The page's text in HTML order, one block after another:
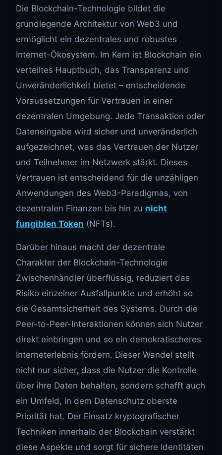
Die Blockchain-Technologie bildet die
grundlegende Architektur von Web3 und
ermöglicht ein dezentrales und robustes
Internet-Ökosystem. Im Kern ist Blockchain ein
verteiltes Hauptbuch, das Transparenz und
Unveränderlichkeit bietet – entscheidende
Voraussetzungen für Vertrauen in einer
dezentralen Umgebung. Jede Transaktion oder
Dateneingabe wird sicher und unveränderlich
aufgezeichnet, was das Vertrauen der Nutzer
und Teilnehmer im Netzwerk stärkt. Dieses
Vertrauen ist entscheidend für die unzähligen
Anwendungen des Web3-Paradigmas, von
dezentralen Finanzen bis hin zu nicht
fungiblen Token (NFTs).
Darüber hinaus macht der dezentrale
Charakter der Blockchain-Technologie
Zwischenhändler überflüssig, reduziert das
Risiko einzelner Ausfallpunkte und erhöht so
die Gesamtsicherheit des Systems. Durch die
Peer-to-Peer-Interaktionen können sich Nutzer
direkt einbringen und so ein demokratischeres
Interneterlebnis fördern. Dieser Wandel stellt
nicht nur sicher, dass die Nutzer die Kontrolle
über ihre Daten behalten, sondern schafft auch
ein Umfeld, in dem Datenschutz oberste
Priorität hat. Der Einsatz kryptografischer
Techniken innerhalb der Blockchain verstärkt
diese Aspekte und sorgt für sichere Identitäten